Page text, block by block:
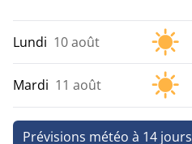
Lundi 10 août
Mardi 11 août
Prévisions météo à 14 jours